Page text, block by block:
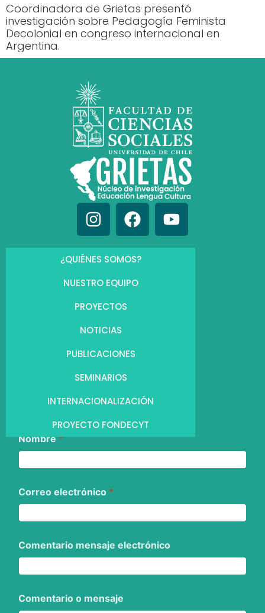
Coordinadora de Grietas presentó
investigación sobre Pedagogía Feminista
Decolonial en congreso internacional en
Argentina.
¿QUIÉNES SOMOS?
NUESTRO EQUIPO
PROYECTOS
NOTICIAS
PUBLICACIONES
SEMINARIOS
INTERNACIONALIZACIÓN
PROYECTO FONDECYT
Nombre*
Correo electrónico *
Comentario mensaje electrónico
Comentario o mensaje